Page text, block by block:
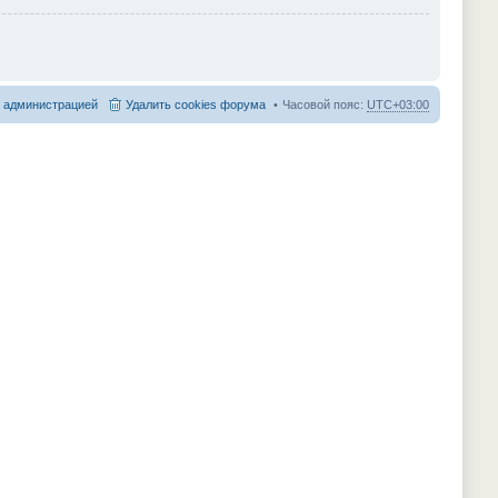
Часовой пояс: UTC+03:00
Удалить cookies форума
администрацией